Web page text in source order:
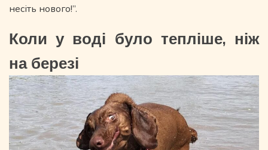
несіть нового!”.
Коли у воді було тепліше, ніж
на березі